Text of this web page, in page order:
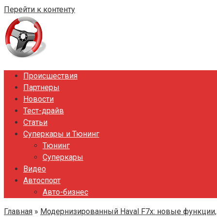
Перейти к контенту
Происшествия
Партнеры
Новости
Тест-драйв
Статьи
Суперкары и Тюнинг
Тюнинг
Суперкары
Видео
Автоспорт
Авто-бизнес
Главная » Модернизированный Haval F7x: новые